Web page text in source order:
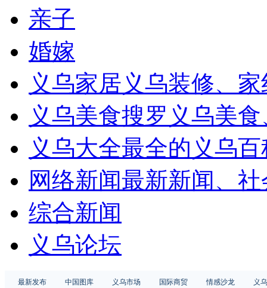
亲子
婚嫁
义乌家居义乌装修、
义乌美食搜罗义乌美
义乌大全最全的义乌百
网络新闻最新新闻、
综合新闻
义乌论坛
最新发布 中国图库 义乌市场 国际商贸 情感沙龙
义